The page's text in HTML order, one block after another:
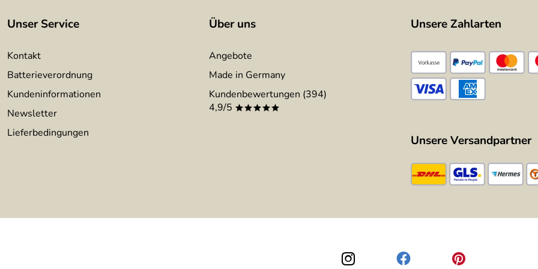
Unser Service
Kontakt
Batterieverordnung
Kundeninformationen
Newsletter
Lieferbedingungen
Über uns
Angebote
Made in Germany
Kundenbewertungen (394)
4,9/5 *****
Unsere Zahlarten
Unsere Versandpartner